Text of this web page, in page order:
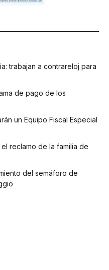
trabajan a contrareloj para
de pago de los
un Equipo Fiscal Especial
reclamo de la familia de
del semáforo de